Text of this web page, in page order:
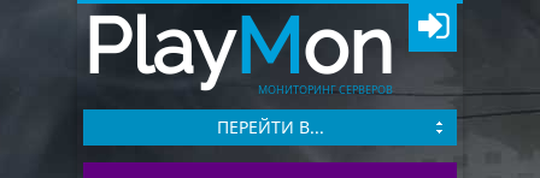
PlayMon
МОНИТОРИНГ СЕРВЕРОВ
ПЕРЕЙТИ В...